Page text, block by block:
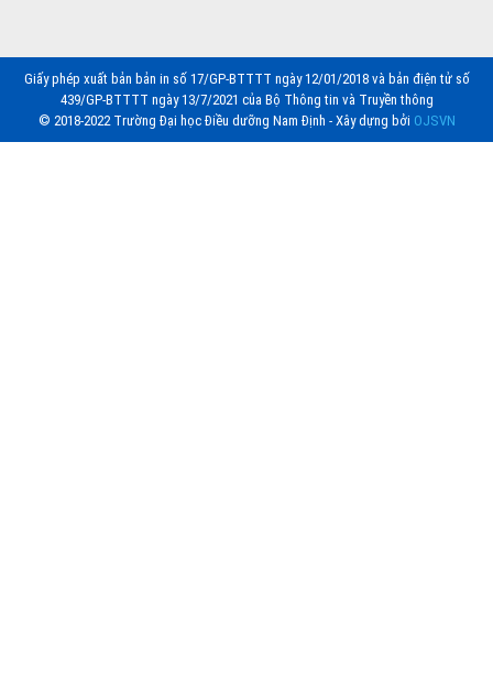
Giấy phép xuất bản bản in số 17/GP-BTTTT ngày 12/01/2018 và bản điện tử số
439/GP-BTTTT ngày 13/7/2021 của Bộ Thông tin và Truyền thông
© 2018-2022 Trường Đại học Điều dưỡng Nam Định - Xây dựng bởi OJSVN